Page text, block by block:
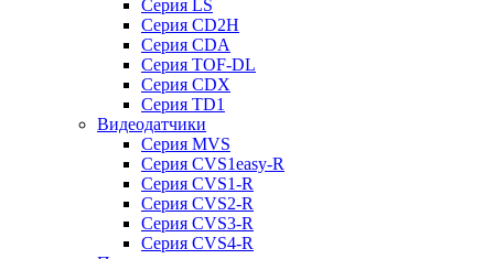
Серия LS
Серия CD2H
Серия CDA
Серия TOF-DL
Серия CDX
Серия TD1
Видеодатчики
Серия MVS
Серия CVS1easy-R
Серия CVS1-R
Серия CVS2-R
Серия CVS3-R
Серия CVS4-R